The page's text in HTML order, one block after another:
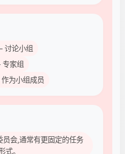
讨论小组
专家组
作为小组成员
员会,通常有更固定的任务
式。